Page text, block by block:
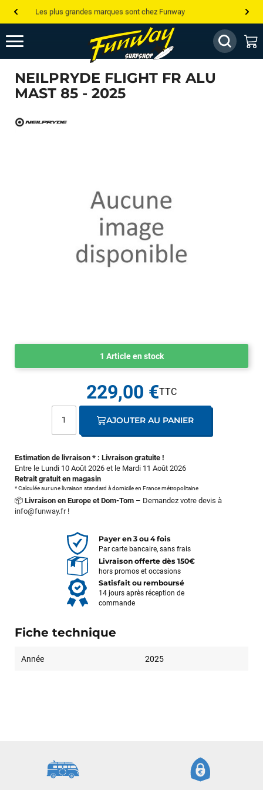
Les plus grandes marques sont chez Funway
Jusqu’à -75% de remise sur le windsurf, wingfoil, etc...
💰 Meilleur prix garanti — Moins cher ailleurs ? On s’aligne !
Besoin de conseils de pro ? Appelle nous !
NEILPRYDE FLIGHT FR ALU
MAST 85 - 2025
1 Article en stock
Estimation de livraison * : Livraison gratuite !
Entre le Lundi 10 Août 2026 et le Mardi 11 Août 2026
Retrait gratuit en magasin
* Calculée sur une livraison standard à domicile en France métropolitaine
📦 Livraison en Europe et Dom-Tom – Demandez votre devis à
info@funway.fr!
229,00 €
AJOUTER AU PANIER
Payer en 3 ou 4 fois
Par carte bancaire, sans frais
Livraison offerte dès 150€
hors promos et occasions
Satisfait ou remboursé
14 jours après réception de
commande
Fiche technique
Année 2025
commande validée, le magasin m’a appelé pour confirmer
avec moi les caractéristiques des équipements, me conseiller
sur le matériel à choisir, et m’a même offert du matériel en